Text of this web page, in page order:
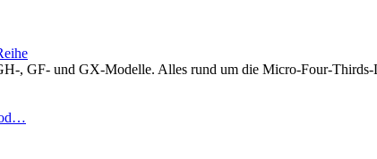
, GF- und GX-Modelle. Alles rund um die Micro-Four-Thirds-